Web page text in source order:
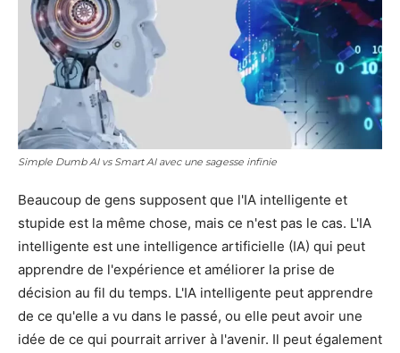
Simple Dumb AI vs Smart AI avec une sagesse infinie
Beaucoup de gens supposent que l'IA intelligente et
stupide est la même chose, mais ce n'est pas le cas. L'IA
intelligente est une intelligence artificielle (IA) qui peut
apprendre de l'expérience et améliorer la prise de
décision au fil du temps. L'IA intelligente peut apprendre
de ce qu'elle a vu dans le passé, ou elle peut avoir une
idée de ce qui pourrait arriver à l'avenir. Il peut également